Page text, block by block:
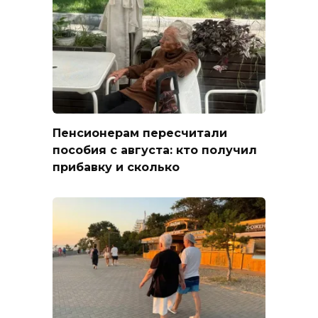
Пенсионерам пересчитали
пособия с августа: кто получил
прибавку и сколько